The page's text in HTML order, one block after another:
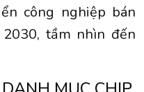
công nghiệp bán
tầm nhìn đến